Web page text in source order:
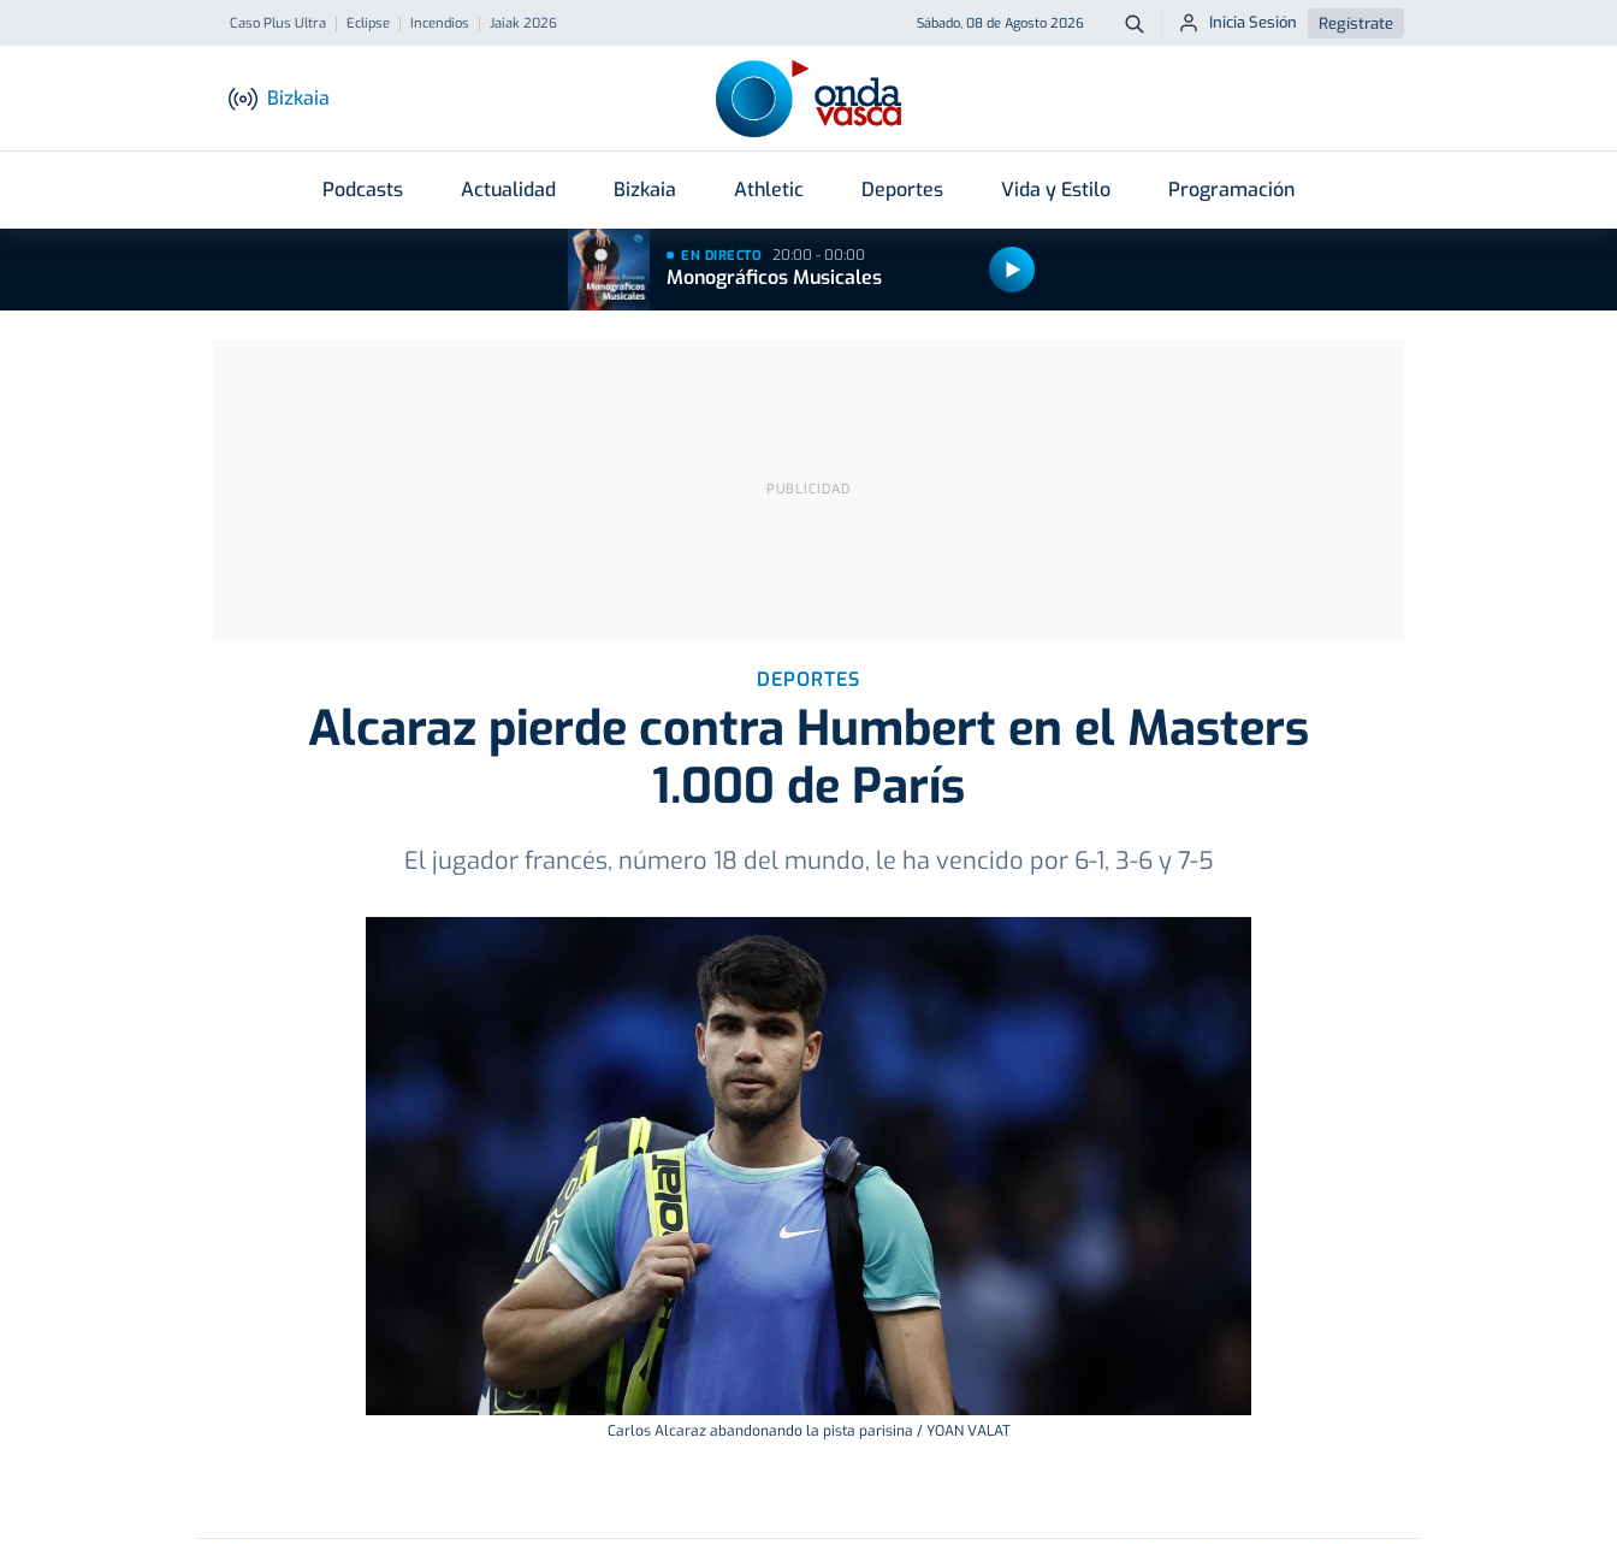
Caso Plus Ultra Eclipse Incendios Jaiak 2026 Sábado, 08 de Agosto 2026 Buscar
Inicia Sesión Regístrate
Bizkaia
Podcasts Actualidad Bizkaia Athletic Deportes Vida y Estilo Programación
EN DIRECTO 20:00 - 00:00
Monográficos Musicales
DEPORTES
Alcaraz pierde contra Humbert en el Masters
1.000 de París
El jugador francés, número 18 del mundo, le ha vencido por 6-1, 3-6 y 7-5
Carlos Alcaraz abandonando la pista parisina / YOAN VALAT